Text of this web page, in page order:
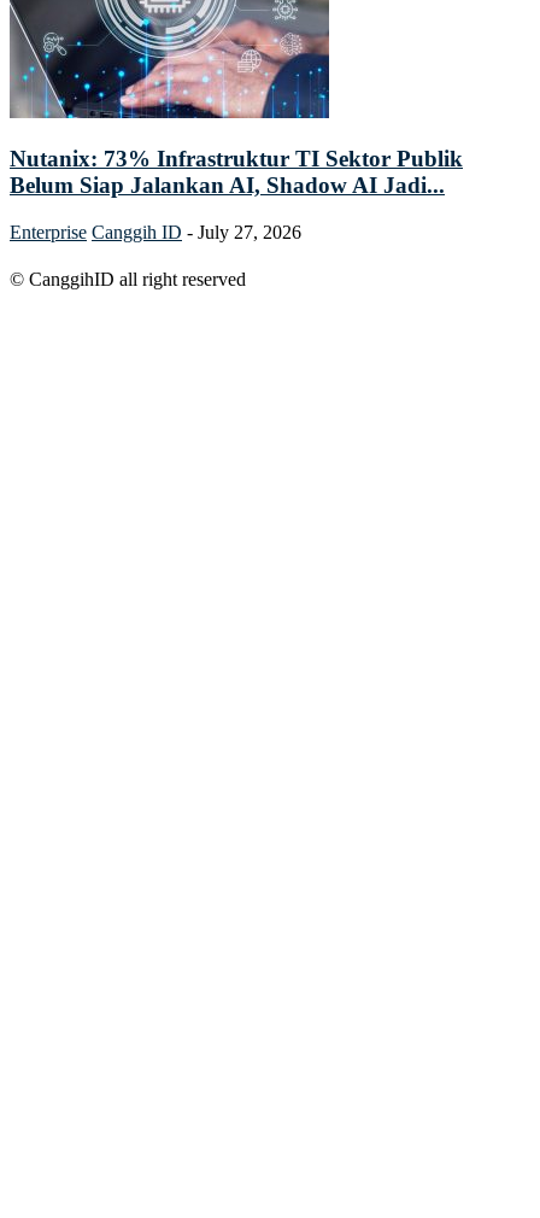
Nutanix: 73% Infrastruktur TI Sektor Publik
Belum Siap Jalankan AI, Shadow AI Jadi...
Enterprise Canggih ID - July 27, 2026
© CanggihID all right reserved